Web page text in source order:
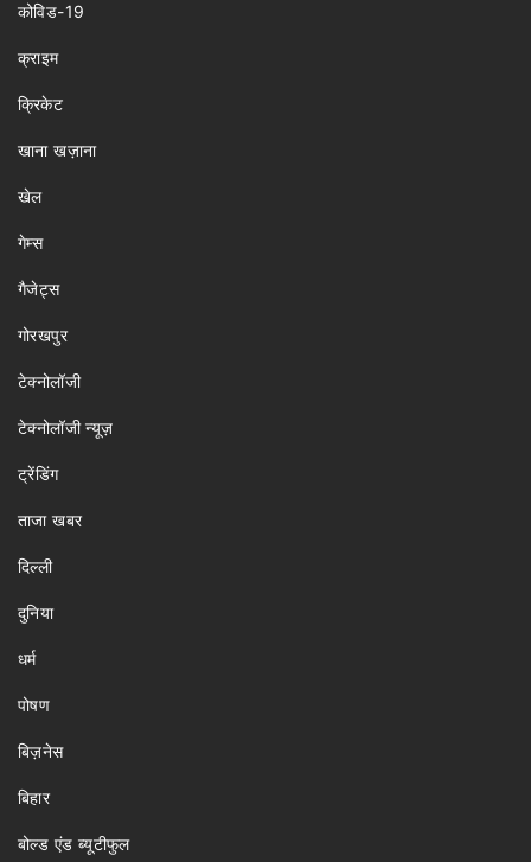
कोविड-19
क्राइम
क्रिकेट
खाना खज़ाना
खेल
गेम्स
गैजेट्स
गोरखपुर
टेक्नोलॉजी
टेक्नोलॉजी न्यूज़
ट्रेंडिंग
ताजा खबर
दिल्ली
दुनिया
धर्म
पोषण
बिज़नेस
बिहार
बोल्ड एंड ब्यूटीफुल